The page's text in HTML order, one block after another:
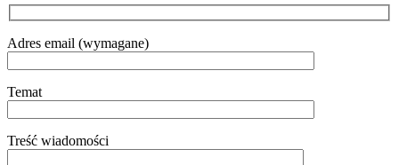
Adres email (wymagane)
Temat
Treść wiadomości